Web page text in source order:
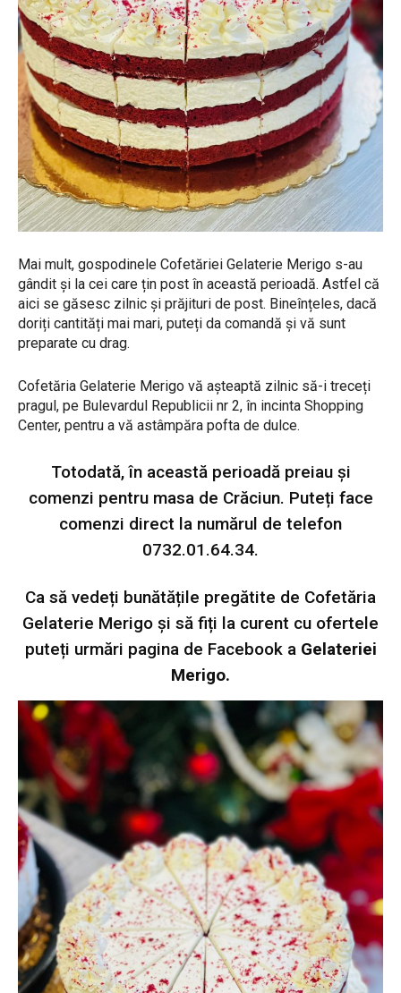
Mai mult, gospodinele Cofetăriei Gelaterie Merigo s-au
gândit și la cei care țin post în această perioadă. Astfel că
aici se găsesc zilnic și prăjituri de post. Bineînțeles, dacă
doriți cantități mai mari, puteți da comandă și vă sunt
preparate cu drag.
Cofetăria Gelaterie Merigo vă așteaptă zilnic să-i treceți
pragul, pe Bulevardul Republicii nr 2, în incinta Shopping
Center, pentru a vă astâmpăra pofta de dulce.
Totodată, în această perioadă preiau și
comenzi pentru masa de Crăciun. Puteți face
comenzi direct la numărul de telefon
0732.01.64.34.
Ca să vedeți bunătățile pregătite de Cofetăria
Gelaterie Merigo și să fiți la curent cu ofertele
puteți urmări pagina de Facebook a Gelateriei
Merigo.